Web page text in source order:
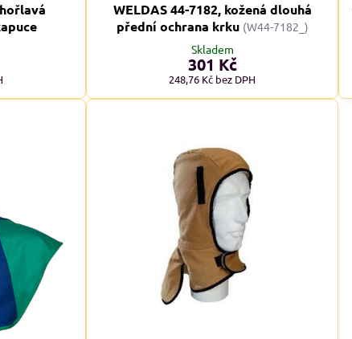
WELDAS 44-7182, kožená dlouhá
přední ochrana krku (W44-7182_)
Skladem
301 Kč
248,76 Kč bez DPH